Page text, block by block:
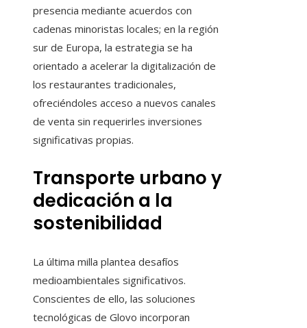
presencia mediante acuerdos con
cadenas minoristas locales; en la región
sur de Europa, la estrategia se ha
orientado a acelerar la digitalización de
los restaurantes tradicionales,
ofreciéndoles acceso a nuevos canales
de venta sin requerirles inversiones
significativas propias.
Transporte urbano y
dedicación a la
sostenibilidad
La última milla plantea desafíos
medioambientales significativos.
Conscientes de ello, las soluciones
tecnológicas de Glovo incorporan